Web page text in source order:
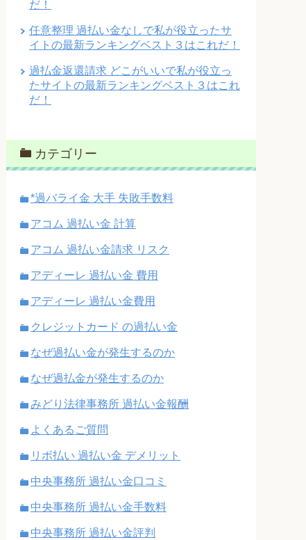
だ！
任意整理 過払い金なしで私が役立ったサ
イトの最新ランキングベスト３はこれだ！
過払金返還請求 どこがいいで私が役立っ
たサイトの最新ランキングベスト３はこれ
だ！
カテゴリー
*過バライ金 大手 失敗手数料
アコム 過払い金 計算
アコム 過払い金請求 リスク
アディーレ 過払い金 費用
アディーレ 過払い金費用
クレジットカード の過払い金
なぜ過払い金が発生するのか
なぜ過払金が発生するのか
みどり法律事務所 過払い金報酬
よくあるご質問
リボ払い 過払い金 デメリット
中央事務所 過払い金口コミ
中央事務所 過払い金手数料
中央事務所 過払い金評判